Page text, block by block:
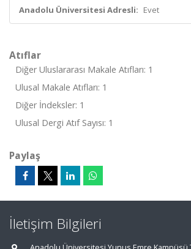
Anadolu Üniversitesi Adresli: Evet
Atıflar
Diğer Uluslararası Makale Atıfları: 1
Ulusal Makale Atıfları: 1
Diğer İndeksler: 1
Ulusal Dergi Atıf Sayısı: 1
Paylaş
İletişim Bilgileri